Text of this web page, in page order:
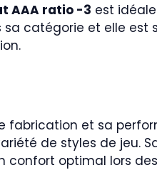
AAA ratio -3 est
catégorie et elle est
fabrication et sa
de styles de jeu.
confort optimal lors